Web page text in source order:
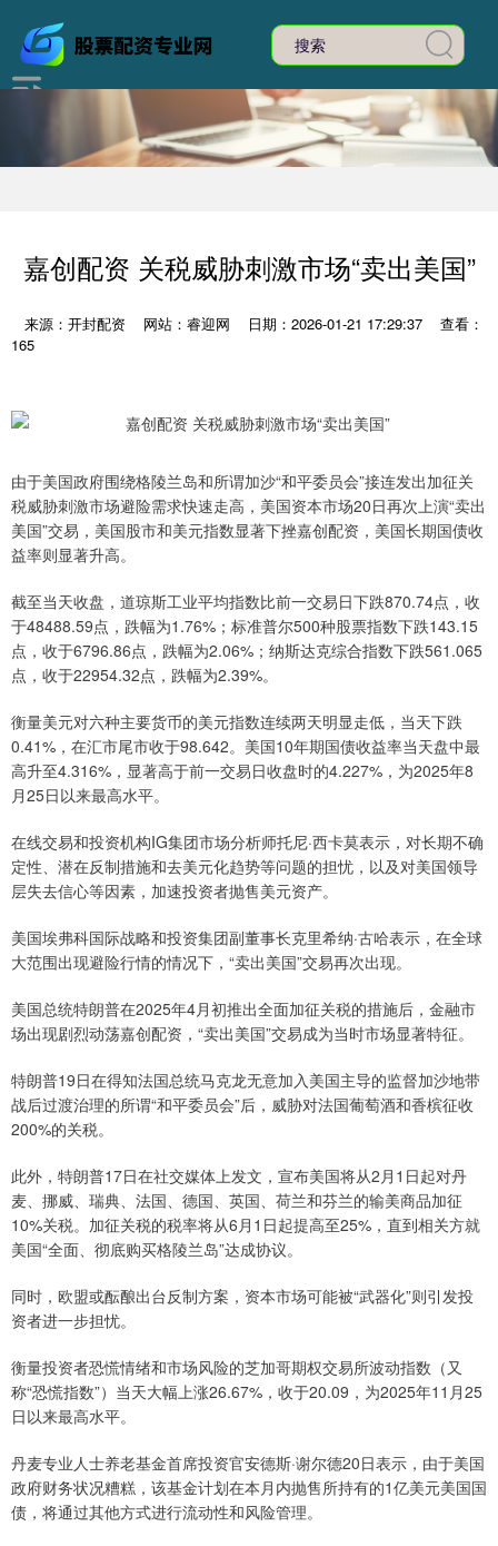
嘉创配资 关税威胁刺激市场“卖出美国”
来源：开封配资 网站：睿迎网 日期：2026-01-21 17:29:37
查看：
165
由于美国政府围绕格陵兰岛和所谓加沙“和平委员会”接连发出加征关
税威胁刺激市场避险需求快速走高，美国资本市场20日再次上演“卖出
美国”交易，美国股市和美元指数显著下挫嘉创配资，美国长期国债收
益率则显著升高。
截至当天收盘，道琼斯工业平均指数比前一交易日下跌870.74点，收
于48488.59点，跌幅为1.76%；标准普尔500种股票指数下跌143.15
点，收于6796.86点，跌幅为2.06%；纳斯达克综合指数下跌561.065
点，收于22954.32点，跌幅为2.39%。
衡量美元对六种主要货币的美元指数连续两天明显走低，当天下跌
0.41%，在汇市尾市收于98.642。美国10年期国债收益率当天盘中最
高升至4.316%，显著高于前一交易日收盘时的4.227%，为2025年8
月25日以来最高水平。
在线交易和投资机构IG集团市场分析师托尼·西卡莫表示，对长期不确
定性、潜在反制措施和去美元化趋势等问题的担忧，以及对美国领导
层失去信心等因素，加速投资者抛售美元资产。
美国埃弗科国际战略和投资集团副董事长克里希纳·古哈表示，在全球
大范围出现避险行情的情况下，“卖出美国”交易再次出现。
美国总统特朗普在2025年4月初推出全面加征关税的措施后，金融市
场出现剧烈动荡嘉创配资，“卖出美国”交易成为当时市场显著特征。
特朗普19日在得知法国总统马克龙无意加入美国主导的监督加沙地带
战后过渡治理的所谓“和平委员会”后，威胁对法国葡萄酒和香槟征收
200%的关税。
此外，特朗普17日在社交媒体上发文，宣布美国将从2月1日起对丹
麦、挪威、瑞典、法国、德国、英国、荷兰和芬兰的输美商品加征
10%关税。加征关税的税率将从6月1日起提高至25%，直到相关方就
美国“全面、彻底购买格陵兰岛”达成协议。
同时，欧盟或酝酿出台反制方案，资本市场可能被“武器化”则引发投
资者进一步担忧。
衡量投资者恐慌情绪和市场风险的芝加哥期权交易所波动指数（又
称“恐慌指数”）当天大幅上涨26.67%，收于20.09，为2025年11月25
日以来最高水平。
丹麦专业人士养老基金首席投资官安德斯·谢尔德20日表示，由于美国
政府财务状况糟糕，该基金计划在本月内抛售所持有的1亿美元美国国
债，将通过其他方式进行流动性和风险管理。